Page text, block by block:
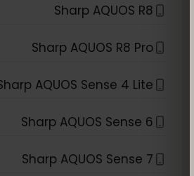
Sharp AQUOS R8
Sharp AQUOS R8 Pro
Sharp AQUOS Sense 4 Lite
Sharp AQUOS Sense 6
Sharp AQUOS Sense 7